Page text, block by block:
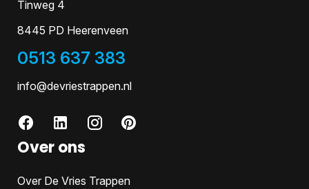
Over ons
Over De Vries Trappen
Tinweg 4
8445 PD Heerenveen
0513 637 383
info@devriestrappen.nl